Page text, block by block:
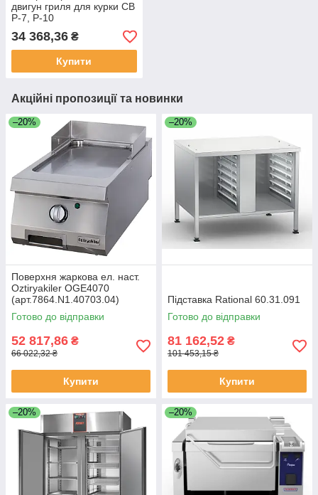
двигун гриля для курки CB
P-7, P-10
34 368,36 ₴
Купити
Акційні пропозиції та новинки
–20%
Поверхня жаркова ел. наст.
Oztiryakiler OGE4070
(арт.7864.N1.40703.04)
Готово до відправки
52 817,86 ₴
66 022,32 ₴
Купити
–20%
Підставка Rational 60.31.091
Готово до відправки
81 162,52 ₴
101 453,15 ₴
Купити
–20% –20%